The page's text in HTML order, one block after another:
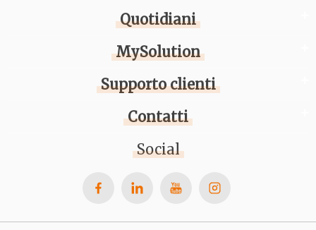
Quotidiani
MySolution
Supporto clienti
Contatti
Social